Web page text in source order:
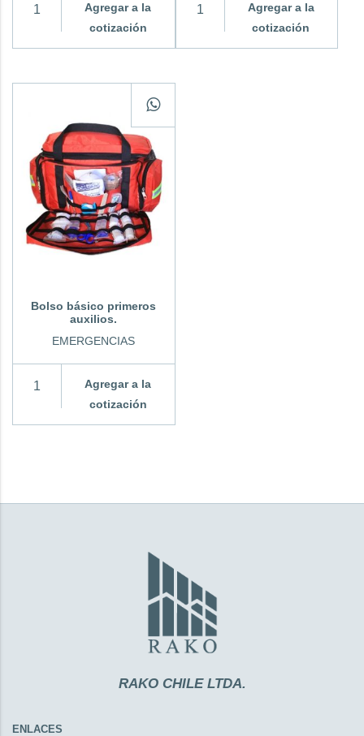
Agregar a la
cotización
Agregar a la
cotización
Bolso básico primeros
auxilios.
EMERGENCIAS
Agregar a la
cotización
RAKO CHILE LTDA.
ENLACES